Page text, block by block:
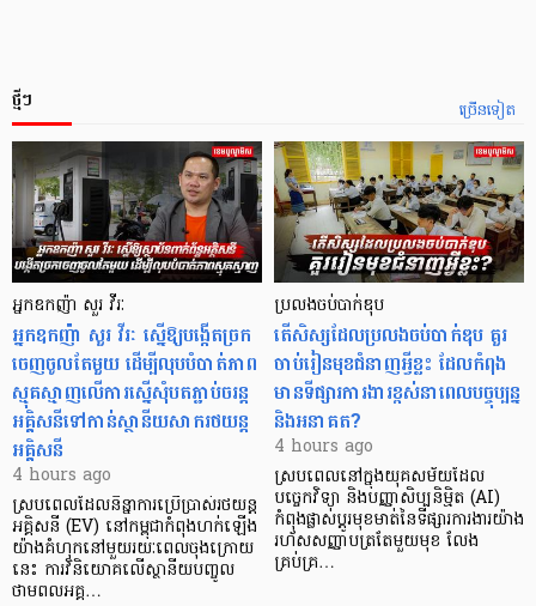
ច្រើនទៀត
ថ្មីៗ
អ្នកឧកញ៉ា សួរ វីរៈ
អ្នកឧកញ៉ា សួរ វីរៈ ស្នើឱ្យបង្កើតច្រក
ចេញចូលតែមួយ ដើម្បីលុបបំបាត់ភាព
ស្មុគស្មាញលើការស្នើសុំបតភ្ជាប់ចរន្ត
អគ្គិសនីទៅកាន់ស្ថានីយសាករថយន្ត
អគ្គិសនី
4 hours ago
ស្របពេលដែលនិន្នាការប្រើប្រាស់រថយន្ត
អគ្គិសនី (EV) នៅកម្ពុជាកំពុងហក់ឡើង
យ៉ាងគំហុកនៅមួយរយៈពេលចុងក្រោយ
នេះ ការវិនិយោគលើស្ថានីយបញ្ចូល
ថាមពលអគ្គ…
ប្រលងចប់បាក់ឌុប
តើសិស្សដែលប្រលងចប់បាក់ឌុប គួរ
ចាប់រៀនមុខជំនាញអ្វីខ្លះ ដែលកំពុង
មានទីផ្សារការងារខ្ពស់នាពេលបច្ចុប្បន្ន
និងអនាគត?
4 hours ago
ស្របពេលនៅក្នុងយុគសម័យដែល
បច្ចេកវិទ្យា និងបញ្ញាសិប្បនិម្មិត (AI)
កំពុងផ្លាស់ប្តូរមុខមាត់នៃទីផ្សារការងារយ៉ាង
រហ័សសញ្ញាបត្រតែមួយមុខ លែង
គ្រប់គ្រ…